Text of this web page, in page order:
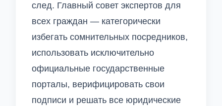
след. Главный совет экспертов для
всех граждан — категорически
избегать сомнительных посредников,
использовать исключительно
официальные государственные
порталы, верифицировать свои
подписи и решать все юридические